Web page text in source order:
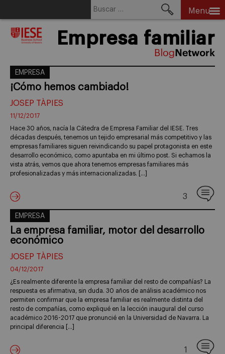
Menu
Empresa familiar
EMPRESA
¡Cómo hemos cambiado!
JOSEP TÀPIES
11/12/2017
Hace 30 años, nacía la Cátedra de Empresa Familiar del IESE. Tres
décadas después, tenemos un tejido empresarial más competitivo y las
empresas familiares siguen reivindicando su papel protagonista en este
desarrollo económico, como apuntaba en mi último post. Si echamos la
vista atrás, vemos que ahora tenemos empresas familiares más
profesionalizadas y más internacionalizadas. […]
3
EMPRESA
La empresa familiar, motor del desarrollo
económico
JOSEP TÀPIES
04/12/2017
¿Es realmente diferente la empresa familiar del resto de compañías? La
respuesta es afirmativa, sin duda. 30 años de análisis académico nos
permiten confirmar que la empresa familiar es realmente distinta del
resto de compañías, como expliqué en la lección inaugural del curso
académico 2016-2017 que pronuncié en la Universidad de Navarra. La
principal diferencia […]
1